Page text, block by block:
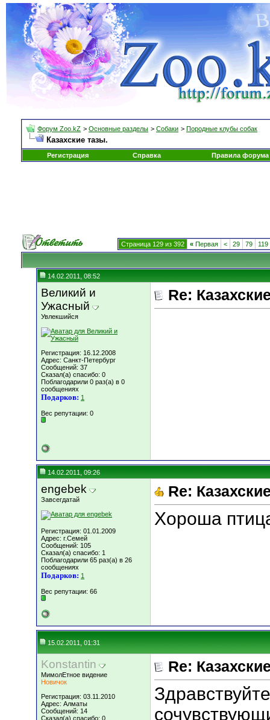
Форум Zoo.kZ > Основные разделы > Собаки > Породные клубы собак
Казахские тазы.
Регистрация Справка Правила форума
Страница 129 из 392 « Первая < 29 79 119
14.02.2011, 08:52
Великий и
Ужасный
Увлекшийся
Регистрация: 16.12.2008
Адрес: Санкт-Петербург
Сообщений: 37
Сказал(а) спасибо: 0
Поблагодарили 0 раз(а) в 0
сообщениях
Подарков: 1
Вес репутации: 0
Re:
14.02.2011, 09:26
engebek
Завсегдатай
Регистрация: 01.01.2009
Адрес: г.Семей
Сообщений: 105
Сказал(а) спасибо: 1
Поблагодарили 65 раз(а) в 26
сообщениях
Подарков: 1
Вес репутации: 66
Re:
Хороша
15.02.2011, 01:31
Konstantin
МимолЕтное видение
Новичок
Регистрация: 03.11.2010
Адрес: Алматы
Сообщений: 14
Сказал(а) спасибо: 0
Re: